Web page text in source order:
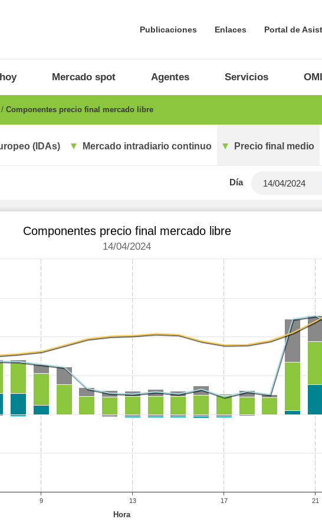
Publicaciones Enlaces Portal de
Mercado spot Agentes Servicios
Componentes precio final mercado libre
(IDAs) Mercado intradiario continuo Precio final medio
Día
Hora
Componentes precio final mercado libre
14/04/2024
9 13 17 21